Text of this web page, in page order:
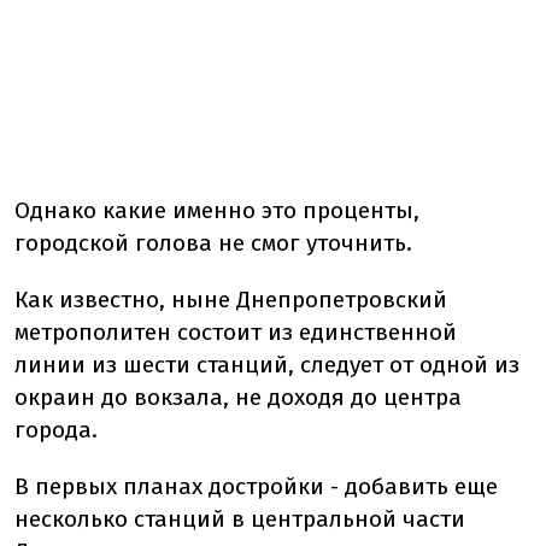
Однако какие именно это проценты,
городской голова не смог уточнить.
Как известно, ныне Днепропетровский
метрополитен состоит из единственной
линии из шести станций, следует от одной из
окраин до вокзала, не доходя до центра
города.
В первых планах достройки - добавить еще
несколько станций в центральной части